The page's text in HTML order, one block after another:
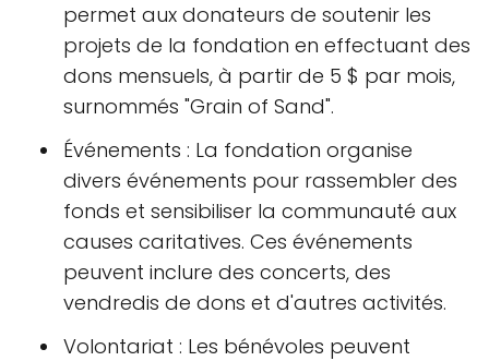
permet aux donateurs de soutenir les
projets de la fondation en effectuant des
dons mensuels, à partir de 5 $ par mois,
surnommés "Grain of Sand".
Événements : La fondation organise
divers événements pour rassembler des
fonds et sensibiliser la communauté aux
causes caritatives. Ces événements
peuvent inclure des concerts, des
vendredis de dons et d'autres activités.
Volontariat : Les bénévoles peuvent